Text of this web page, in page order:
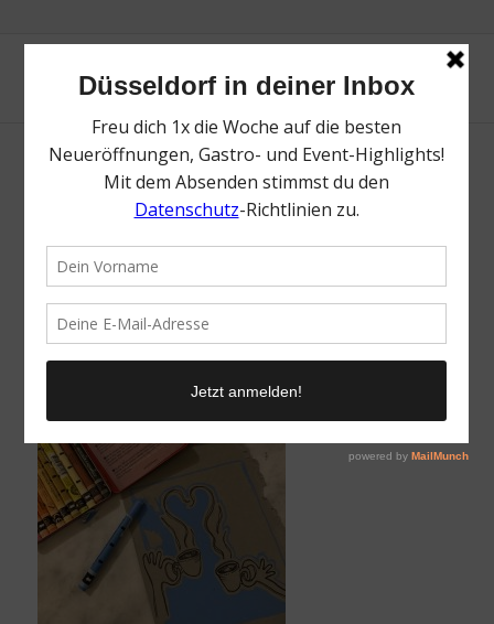
Kritzel Café | Mr. Düsseldorf | Düsseldates |